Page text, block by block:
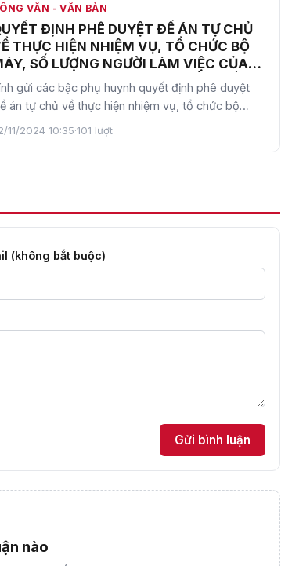
VĂN - VĂN BẢN
ĐỊNH PHÊ DUYỆT ĐỀ ÁN TỰ CHỦ
THỰC HIỆN NHIỆM VỤ, TỔ CHỨC BỘ
SỐ LƯỢNG NGƯỜI LÀM VIỆC CỦA
TRUNG HỌC CƠ SỞ CẦU GIẤY
gửi các bậc phụ huynh quyết định phê duyệt
án tự chủ về thực hiện nhiệm vụ, tổ chức bộ
số lượng n…
11/2024 10:35·101 lượt
(không bắt buộc)
Gửi bình luận
nào